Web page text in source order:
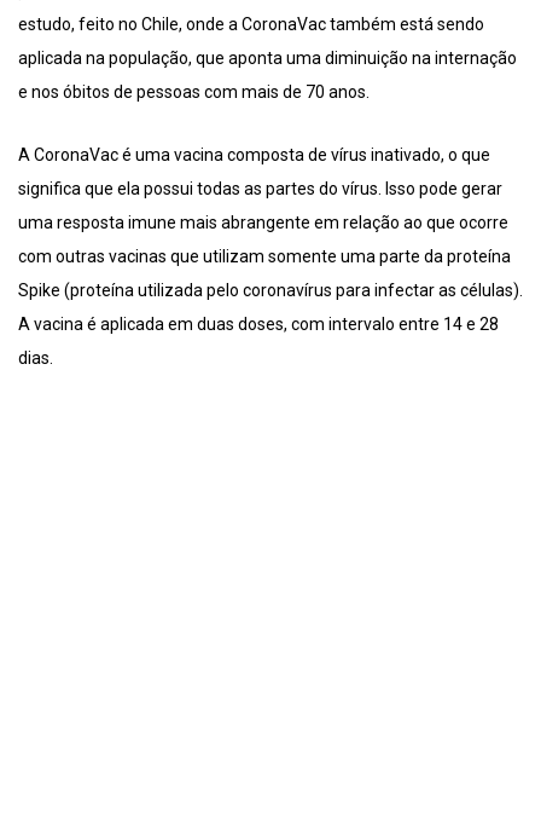
estudo, feito no Chile, onde a CoronaVac também está sendo
aplicada na população, que aponta uma diminuição na internação
e nos óbitos de pessoas com mais de 70 anos.
A CoronaVac é uma vacina composta de vírus inativado, o que
significa que ela possui todas as partes do vírus. Isso pode gerar
uma resposta imune mais abrangente em relação ao que ocorre
com outras vacinas que utilizam somente uma parte da proteína
Spike (proteína utilizada pelo coronavírus para infectar as células).
A vacina é aplicada em duas doses, com intervalo entre 14 e 28
dias.